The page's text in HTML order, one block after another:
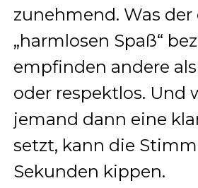
zunehmend. Was der
„harmlosen Spaß“
empfinden andere
oder respektlos. Und
jemand dann eine
setzt, kann die
Sekunden kippen.